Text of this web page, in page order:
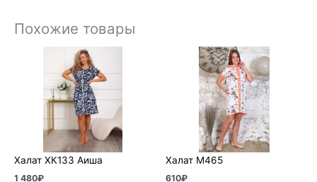
Похожие товары
Халат ХК133 Аиша
1 480₽
Халат М465
610₽